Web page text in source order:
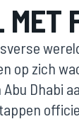
MET
op zich
Abu Dhabi